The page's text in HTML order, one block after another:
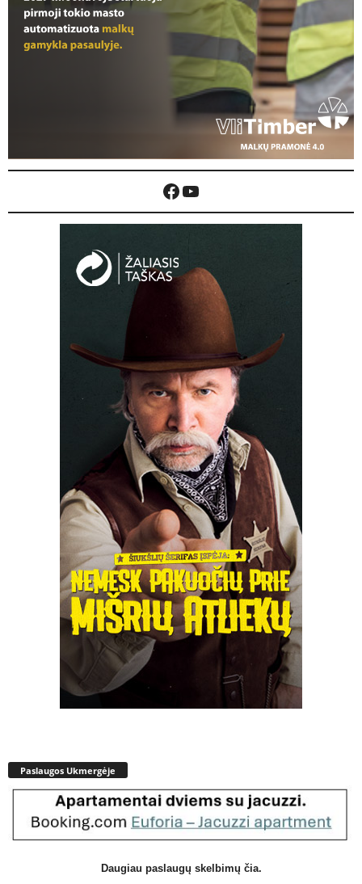
Facebook
YouTube
Paslaugos Ukmergėje
Daugiau paslaugų skelbimų čia.